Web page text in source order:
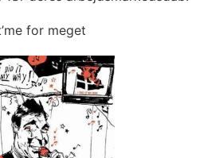
for meget